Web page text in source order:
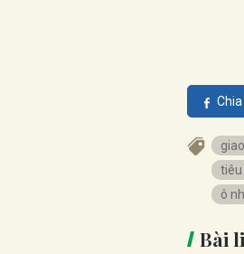
tiêu
ô
Bài